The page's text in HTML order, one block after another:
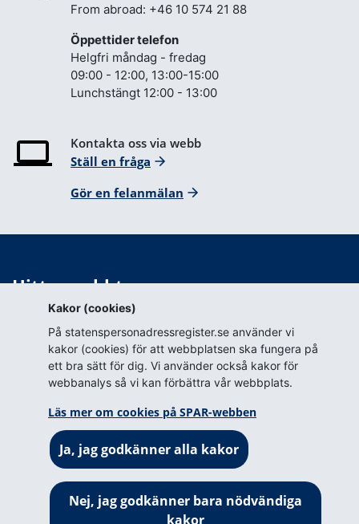
Kakor (cookies)
På statenspersonadressregister.se använder vi
kakor (cookies) för att webbplatsen ska fungera på
ett bra sätt för dig. Vi använder också kakor för
webbanalys så vi kan förbättra vår webbplats.
Läs mer om cookies på SPAR-webben
Ja, jag godkänner alla kakor
Nej, jag godkänner bara nödvändiga
kakor
From abroad: +46 10 574 21 88
Öppettider telefon
Helgfri måndag - fredag
09:00 - 12:00, 13:00-15:00
Lunchstängt 12:00 - 13:00
Kontakta oss via webb
Ställ en fråga
Gör en felanmälan
Hitta snabbt
Webbkarta
Blanketter för tillstånd
Om webbplatsen
Om webbplatsen
Om cookies på SPAR-webben
Prenumerera (RSS)
Tillgänglighetsredogörelse